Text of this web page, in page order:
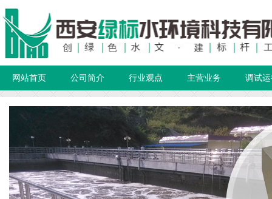
网站首页 公司简介 行业观点 主营业务 调试